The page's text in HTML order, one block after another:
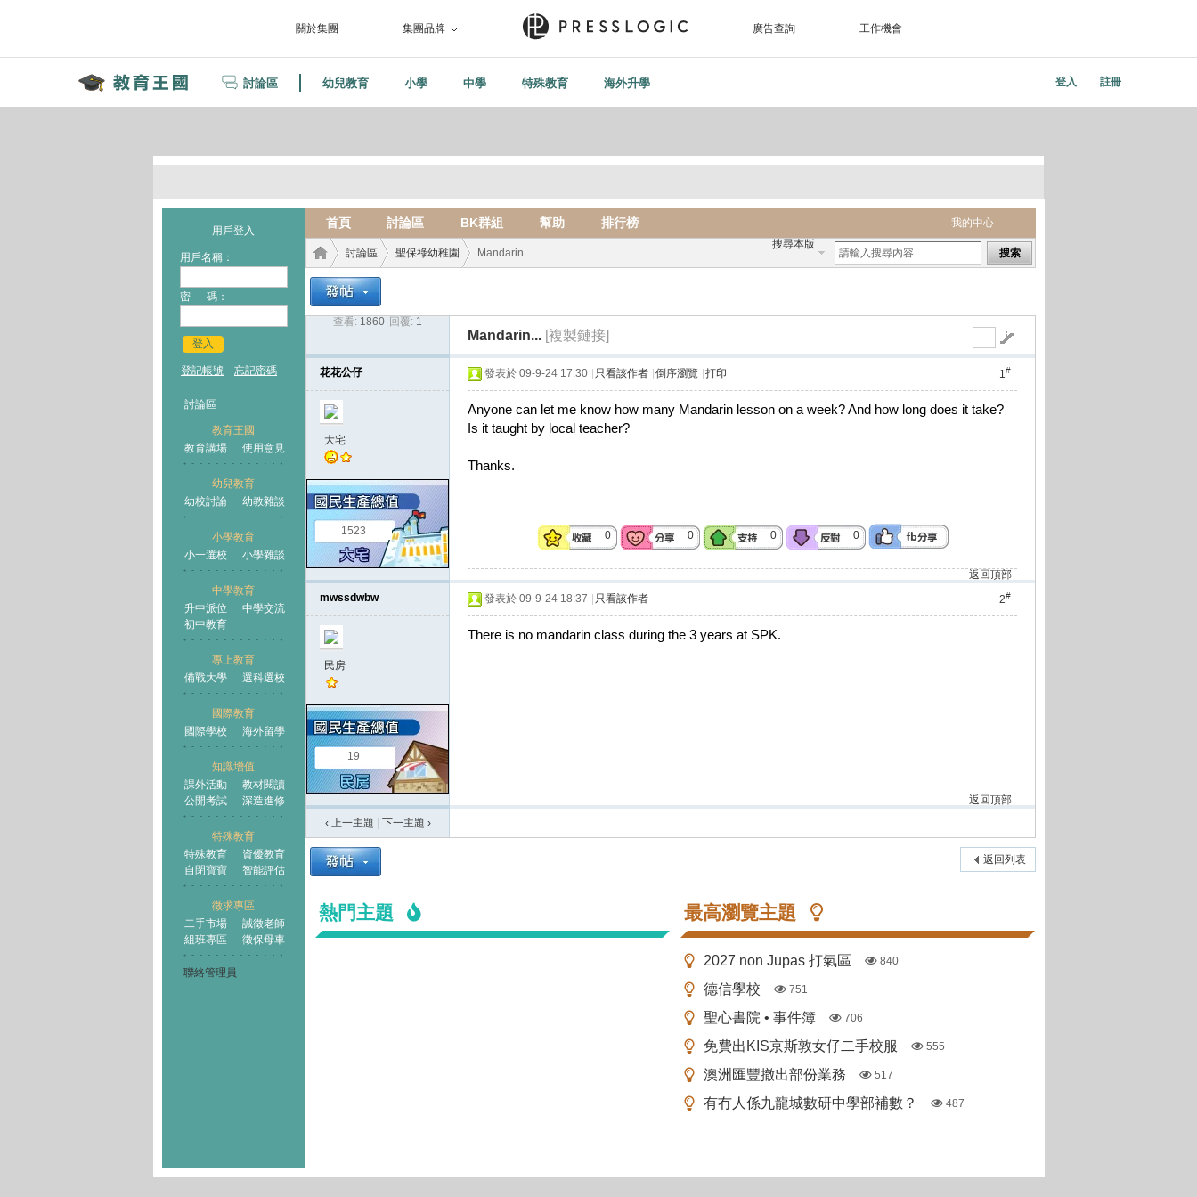
關於集團 集團品牌 廣告查詢 工作機會
討論區 幼兒教育 小學 中學 特殊教育 海外升學 登入 註冊
用戶登入
用戶名稱：
密 碼：
登入
登記帳號 忘記密碼
討論區
教育王國
教育講場
使用意見
幼兒教育
幼校討論
幼教雜談
小學教育
小一選校
小學雜談
中學教育
升中派位
中學交流
初中教育
專上教育
備戰大學
選科選校
國際教育
國際學校
海外留學
知識增值
課外活動
教材閱讀
公開考試
深造進修
特殊教育
特殊教育
資優教育
自閉寶寶
智能評估
徵求專區
二手市場
誠徵老師
組班專區
徵保母車
聯絡管理員
我的中心
首頁 討論區 BK群組 幫助 排行榜
搜尋本版
搜索
王國
討論區
›
聖保祿幼稚園 Mandarin...
查看: 1860 回覆: 1
Mandarin... [複製鏈接]
花花公仔
大宅
1523
1#
發表於 09-9-24 17:30 只看該作者 倒序瀏覽 打印
Anyone can let me know how many Mandarin lesson on a week? And how long does it take?
Is it taught by local teacher?
Thanks.
0 0 0 0
返回頂部
mwssdwbw
民房
19
2#
發表於 09-9-24 18:37 只看該作者
There is no mandarin class during the 3 years at SPK.
返回頂部
‹ 上一主題
下一主題 ›
返回列表
熱門主題 最高瀏覽主題
2027 non Jupas 打氣區 840
德信學校 751
聖心書院 • 事件簿 706
免費出KIS京斯敦女仔二手校服 555
澳洲匯豐撤出部份業務 517
有冇人係九龍城數研中學部補數？ 487